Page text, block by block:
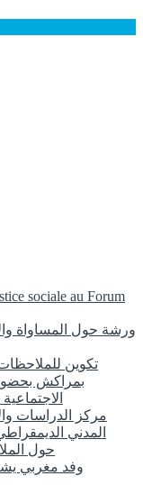
sociale au Forum
ورشة حول المساواة
تكوين
بمراكش
مركز الدراسات
المدني
حول